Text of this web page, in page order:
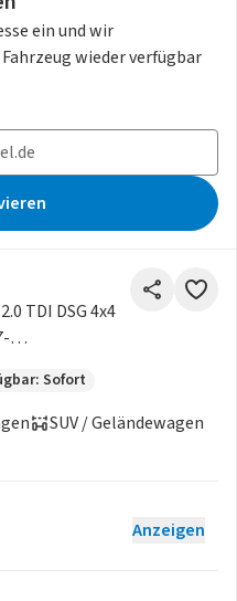
ein und wir
wieder verfügbar
TDI DSG 4x4
Sofort
SUV / Geländewagen
Anzeigen